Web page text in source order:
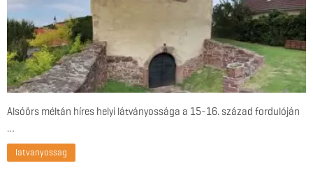
Alsóörs méltán híres helyi látványossága a 15-16. század fordulóján
…
latvanyossag